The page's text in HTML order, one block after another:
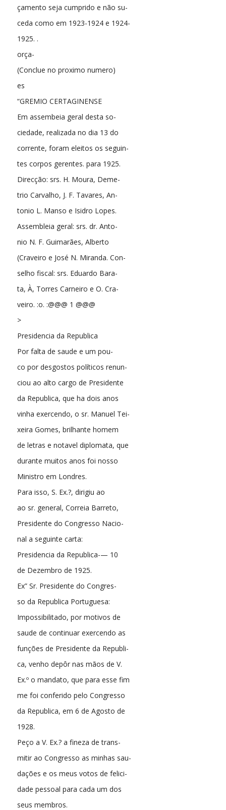
çamento seja cumprido e não su-
ceda como em 1923-1924 e 1924-
1925. .
orça-
(Conclue no proximo numero)
es
“GREMIO CERTAGINENSE
Em assembeia geral desta so-
ciedade, realizada no dia 13 do
corrente, foram eleitos os seguin-
tes corpos gerentes. para 1925.
Direcção: srs. H. Moura, Deme-
trio Carvalho, J. F. Tavares, An-
tonio L. Manso e Isidro Lopes.
Assembleia geral: srs. dr. Anto-
nio N. F. Guimarães, Alberto
(Craveiro e José N. Miranda. Con-
selho fiscal: srs. Eduardo Bara-
ta, À, Torres Carneiro e O. Cra-
veiro. :o. :@@@ 1 @@@
>
Presidencia da Republica
Por falta de saude e um pou-
co por desgostos políticos renun-
ciou ao alto cargo de Presidente
da Republica, que ha dois anos
vinha exercendo, o sr. Manuel Tei-
xeira Gomes, brilhante homem
de letras e notavel diplomata, que
durante muitos anos foi nosso
Ministro em Londres.
Para isso, S. Ex.?, dirigiu ao
ao sr. general, Correia Barreto,
Presidente do Congresso Nacio-
nal a seguinte carta:
Presidencia da Republica-— 10
de Dezembro de 1925.
Ex” Sr. Presidente do Congres-
so da Republica Portuguesa:
Impossibilitado, por motivos de
saude de continuar exercendo as
funções de Presidente da Republi-
ca, venho depôr nas mãos de V.
Ex.º o mandato, que para esse fim
me foi conferido pelo Congresso
da Republica, em 6 de Agosto de
1928.
Peço a V. Ex.? a fineza de trans-
mitir ao Congresso as minhas sau-
dações e os meus votos de felici-
dade pessoal para cada um dos
seus membros.